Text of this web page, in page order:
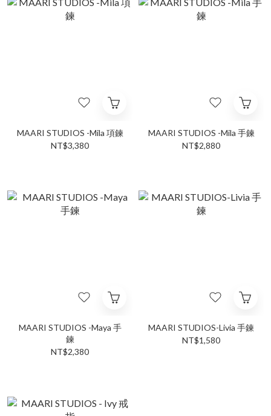
MAARI STUDIOS -Mila 項鍊
NT$3,380
MAARI STUDIOS -Mila 手鍊
NT$2,880
MAARI STUDIOS -Maya 手
鍊
NT$2,380
MAARI STUDIOS-Livia 手鍊
NT$1,580